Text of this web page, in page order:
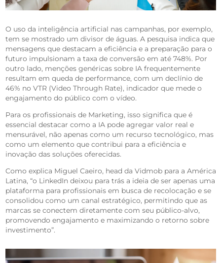
O uso da inteligência artificial nas campanhas, por exemplo,
tem se mostrado um divisor de águas. A pesquisa indica que
mensagens que destacam a eficiência e a preparação para o
futuro impulsionam a taxa de conversão em até 748%. Por
outro lado, menções genéricas sobre IA frequentemente
resultam em queda de performance, com um declínio de
46% no VTR (Video Through Rate), indicador que mede o
engajamento do público com o vídeo.
Para os profissionais de Marketing, isso significa que é
essencial destacar como a IA pode agregar valor real e
mensurável, não apenas como um recurso tecnológico, mas
como um elemento que contribui para a eficiência e
inovação das soluções oferecidas.
Como explica Miguel Caeiro, head da Vidmob para a América
Latina, “o LinkedIn deixou para trás a ideia de ser apenas uma
plataforma para profissionais em busca de recolocação e se
consolidou como um canal estratégico, permitindo que as
marcas se conectem diretamente com seu público-alvo,
promovendo engajamento e maximizando o retorno sobre
investimento”.